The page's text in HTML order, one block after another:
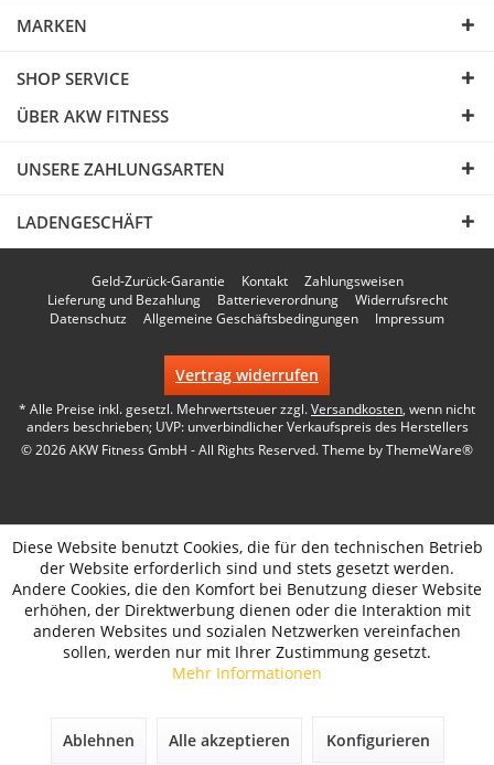
MARKEN
SHOP SERVICE
ÜBER AKW FITNESS
UNSERE ZAHLUNGSARTEN
LADENGESCHÄFT
Geld-Zurück-Garantie Kontakt
Zahlungsweisen
Lieferung und Bezahlung
Batterieverordnung
Widerrufsrecht
Datenschutz
Allgemeine Geschäftsbedingungen Impressum
Vertrag widerrufen
* Alle Preise inkl. gesetzl. Mehrwertsteuer zzgl.Versandkosten, wenn nicht
anders beschrieben; UVP: unverbindlicher Verkaufspreis des Herstellers
© 2026 AKW Fitness GmbH - All Rights Reserved. Theme byThemeWare®
Diese Website benutzt Cookies, die für den technischen Betrieb
der Website erforderlich sind und stets gesetzt werden.
Andere Cookies, die den Komfort bei Benutzung dieser Website
erhöhen, der Direktwerbung dienen oder die Interaktion mit
anderen Websites und sozialen Netzwerken vereinfachen
sollen, werden nur mit Ihrer Zustimmung gesetzt.
Mehr Informationen
Ablehnen Alle akzeptieren Konfigurieren